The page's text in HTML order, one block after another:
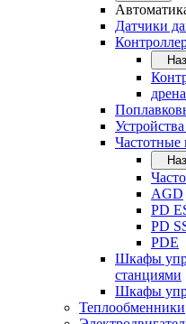
Датчики
Частотные
AGD
PD
PD
PDE
Шкафы
станциями
Шкафы
Теплообменники